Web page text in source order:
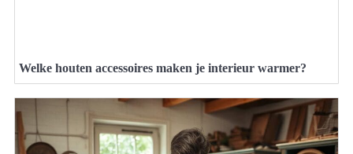
Welke houten accessoires maken je interieur warmer?